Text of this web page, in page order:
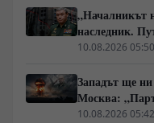
„Началникът
наследник.
вътрешна
Украйна?“
10.08.2026 05:50
Западът ще
Москва:
10.08.2026 05:42